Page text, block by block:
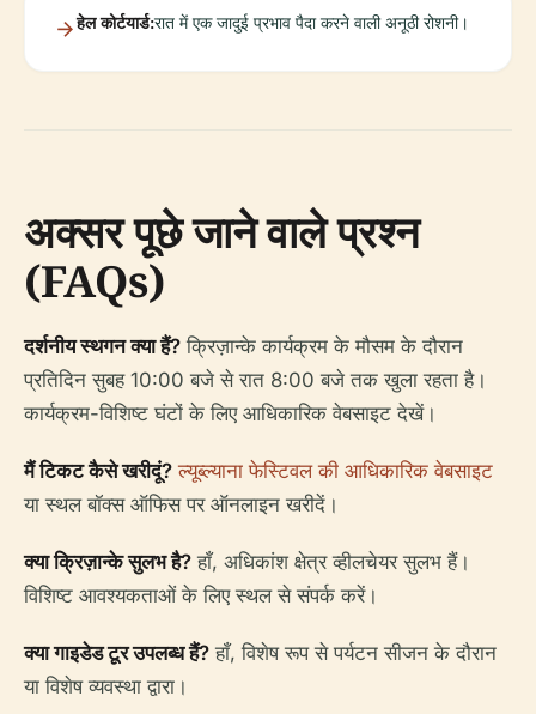
हेल कोर्टयार्ड:रात में एक जादुई प्रभाव पैदा करने वाली अनूठी रोशनी।
अक्सर पूछे जाने वाले प्रश्न
(FAQs)
दर्शनीय स्थगन क्या हैं? क्रिज़ान्के कार्यक्रम के मौसम के दौरान
प्रतिदिन सुबह 10:00 बजे से रात 8:00 बजे तक खुला रहता है।
कार्यक्रम-विशिष्ट घंटों के लिए आधिकारिक वेबसाइट देखें।
मैं टिकट कैसे खरीदूं? ल्यूब्ल्याना फेस्टिवल की आधिकारिक वेबसाइट
या स्थल बॉक्स ऑफिस पर ऑनलाइन खरीदें।
क्या क्रिज़ान्के सुलभ है? हाँ, अधिकांश क्षेत्र व्हीलचेयर सुलभ हैं।
विशिष्ट आवश्यकताओं के लिए स्थल से संपर्क करें।
क्या गाइडेड टूर उपलब्ध हैं? हाँ, विशेष रूप से पर्यटन सीजन के दौरान
या विशेष व्यवस्था द्वारा।